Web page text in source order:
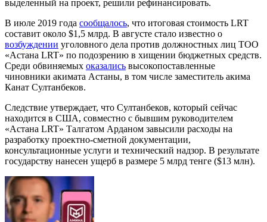
выделенный на проект, решили рефинансировать.
В июле 2019 года сообщалось, что итоговая стоимость LRT
составит около $1,5 млрд. В августе стало известно о
возбуждении уголовного дела против должностных лиц ТОО
«Астана LRT» по подозрению в хищении бюджетных средств.
Среди обвиняемых оказались высокопоставленные
чиновники акимата Астаны, в том числе заместитель акима
Канат Султанбеков.
Следствие утверждает, что Султанбеков, который сейчас
находится в США, совместно с бывшим руководителем
«Астана LRT» Талгатом Арданом завысили расходы на
разработку проектно-сметной документации,
консультационные услуги и технический надзор. В результате
государству нанесен ущерб в размере 5 млрд тенге ($13 млн).